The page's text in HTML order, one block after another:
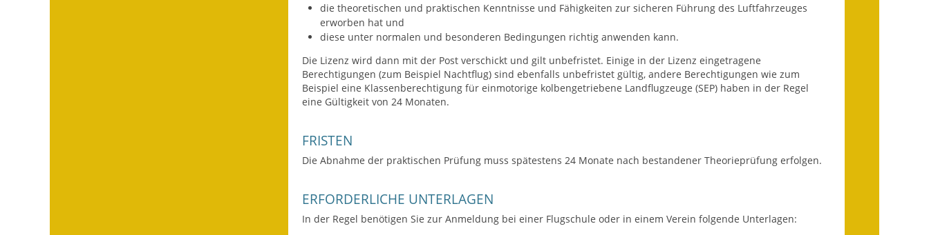
Sitzungsberichte 2020
Haushalt & Finanzen
die theoretischen und praktischen Kenntnisse und Fähigkeiten zur sicheren Führung des Luftfahrzeuges
erworben hat und
diese unter normalen und besonderen Bedingungen richtig anwenden kann.
Die Lizenz wird dann mit der Post verschickt und gilt unbefristet. Einige in der Lizenz eingetragene
Berechtigungen (zum Beispiel Nachtflug) sind ebenfalls unbefristet gültig, andere Berechtigungen wie zum
Beispiel eine Klassenberechtigung für einmotorige kolbengetriebene Landflugzeuge (SEP) haben in der Regel
eine Gültigkeit von 24 Monaten.
FRISTEN
Die Abnahme der praktischen Prüfung muss spätestens 24 Monate nach bestandener Theorieprüfung erfolgen.
ERFORDERLICHE UNTERLAGEN
In der Regel benötigen Sie zur Anmeldung bei einer Flugschule oder in einem Verein folgende Unterlagen: